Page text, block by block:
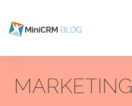
MARKETING